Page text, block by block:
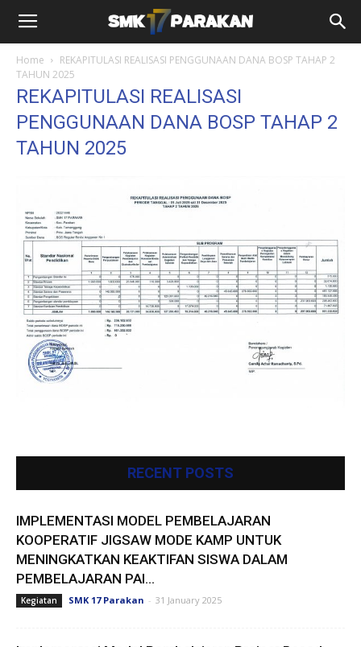
Home
REKAPITULASI REALISASI PENGGUNAAN DANA BOSP TAHAP 2
TAHUN 2025
REKAPITULASI REALISASI
PENGGUNAAN DANA BOSP TAHAP 2
TAHUN 2025
RECENT POSTS
IMPLEMENTASI MODEL PEMBELAJARAN
KOOPERATIF JIGSAW MODE KAMP UNTUK
MENINGKATKAN KEAKTIFAN SISWA DALAM
PEMBELAJARAN PAI...
Kegiatan SMK 17 Parakan - 31 January 2025